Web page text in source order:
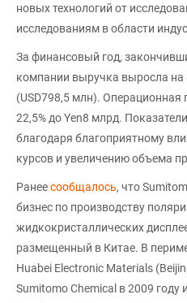
новых технологий от
исследованиям в области
За финансовый год,
компании выручка выросла на
(USD798,5 млн).
22,5% до Yen8 млрд.
благодаря благоприятному
курсов и увеличению объема
Ранеесообщалось, что
бизнес по производству
жидкокристаллических
размещенный в Китае. В
Huabei Electronic Materials
Sumitomo Chemical в 2009 году